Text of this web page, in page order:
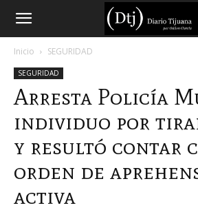
Diario
Tijuana
Inicio SEGURIDAD
SEGURIDAD
Arresta Policía
individuo por
y resultó contar
orden de
activa